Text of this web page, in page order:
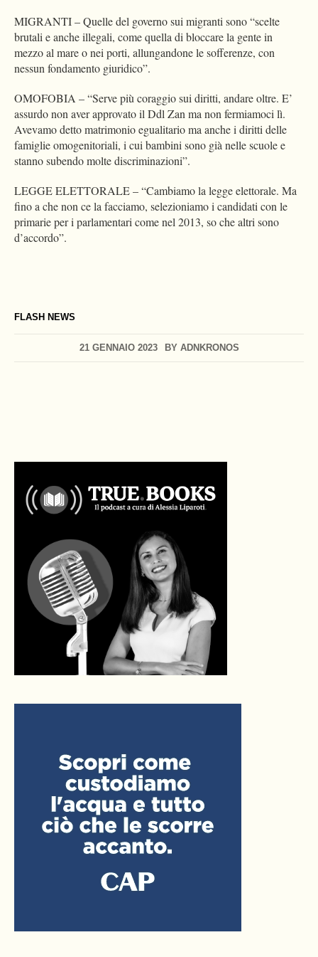
FLASH NEWS
21 GENNAIO 2023 BY ADNKRONOS
MIGRANTI – Quelle del governo sui migranti sono “scelte
brutali e anche illegali, come quella di bloccare la gente in
mezzo al mare o nei porti, allungandone le sofferenze, con
nessun fondamento giuridico”.
OMOFOBIA – “Serve più coraggio sui diritti, andare oltre. E’
assurdo non aver approvato il Ddl Zan ma non fermiamoci lì.
Avevamo detto matrimonio egualitario ma anche i diritti delle
famiglie omogenitoriali, i cui bambini sono già nelle scuole e
stanno subendo molte discriminazioni”.
LEGGE ELETTORALE – “Cambiamo la legge elettorale. Ma
fino a che non ce la facciamo, selezioniamo i candidati con le
primarie per i parlamentari come nel 2013, so che altri sono
d’accordo”.